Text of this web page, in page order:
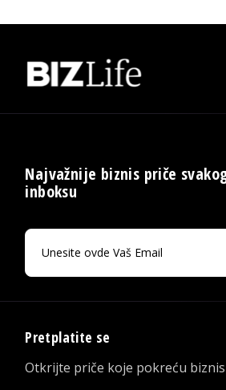
Najvažnije biznis priče
inboksu
Pretplatite se
Otkrijte priče koje pokreću biznis